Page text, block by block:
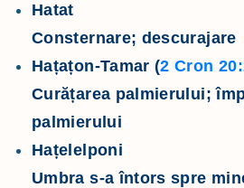
Hatat
Consternare; descurajare
Hațațon-Tamar (2 Cron
Curățarea palmierului;
palmierului
Hațelelponi
Umbra s-a întors spre